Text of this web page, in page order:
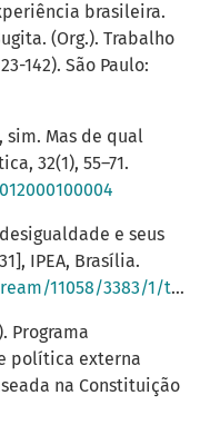
brasileira.
(Org.). Trabalho
142). São Paulo:
sim. Mas de qual
32(1), 55–71.
e seus
IPEA, Brasília.
3383/1/td_2031.pdf
Programa
política externa
na Constituição